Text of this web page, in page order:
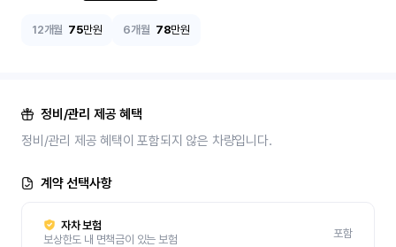
12개월 75만원 6개월 78만원
정비/관리 제공 혜택
정비/관리 제공 혜택이 포함되지 않은 차량입니다.
계약 선택사항
자차 보험
보상한도 내 면책금이 있는 보험
포함